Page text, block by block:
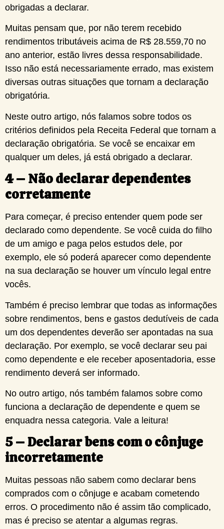
obrigadas a declarar.
Muitas pensam que, por não terem recebido
rendimentos tributáveis acima de R$ 28.559,70 no
ano anterior, estão livres dessa responsabilidade.
Isso não está necessariamente errado, mas existem
diversas outras situações que tornam a declaração
obrigatória.
Neste outro artigo, nós falamos sobre todos os
critérios definidos pela Receita Federal que tornam a
declaração obrigatória. Se você se encaixar em
qualquer um deles, já está obrigado a declarar.
4 – Não declarar dependentes
corretamente
Para começar, é preciso entender quem pode ser
declarado como dependente. Se você cuida do filho
de um amigo e paga pelos estudos dele, por
exemplo, ele só poderá aparecer como dependente
na sua declaração se houver um vínculo legal entre
vocês.
Também é preciso lembrar que todas as informações
sobre rendimentos, bens e gastos dedutíveis de cada
um dos dependentes deverão ser apontadas na sua
declaração. Por exemplo, se você declarar seu pai
como dependente e ele receber aposentadoria, esse
rendimento deverá ser informado.
No outro artigo, nós também falamos sobre como
funciona a declaração de dependente e quem se
enquadra nessa categoria. Vale a leitura!
5 – Declarar bens com o cônjuge
incorretamente
Muitas pessoas não sabem como declarar bens
comprados com o cônjuge e acabam cometendo
erros. O procedimento não é assim tão complicado,
mas é preciso se atentar a algumas regras.